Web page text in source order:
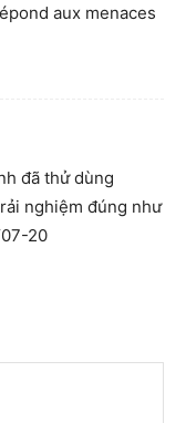
aux menaces
đã thử dùng
nghiệm đúng như
20